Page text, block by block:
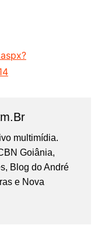
multimídia.
Goiânia,
Blog do André
e Nova